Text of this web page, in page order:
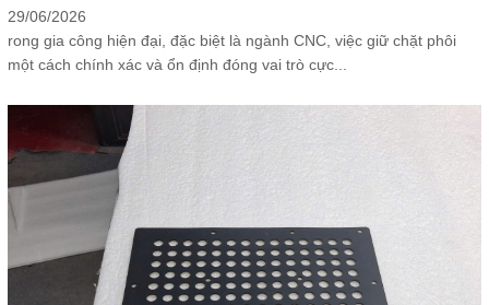
29/06/2026
rong gia công hiện đại, đặc biệt là ngành CNC, việc giữ chặt phôi
một cách chính xác và ổn định đóng vai trò cực...